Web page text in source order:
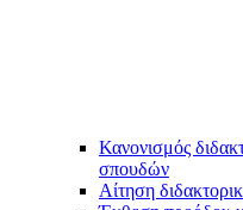
Κανονισμός
σπουδών
Αίτηση